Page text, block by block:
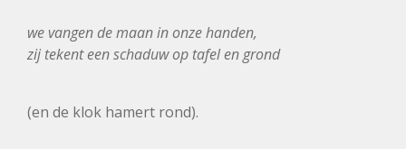
we vangen de maan in onze handen,
zij tekent een schaduw op tafel en grond
(en de klok hamert rond).